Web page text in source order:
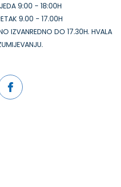
9:00 - 18:00H
9.00 - 17.00H
IZVANREDNO DO 17.30H. HVALA